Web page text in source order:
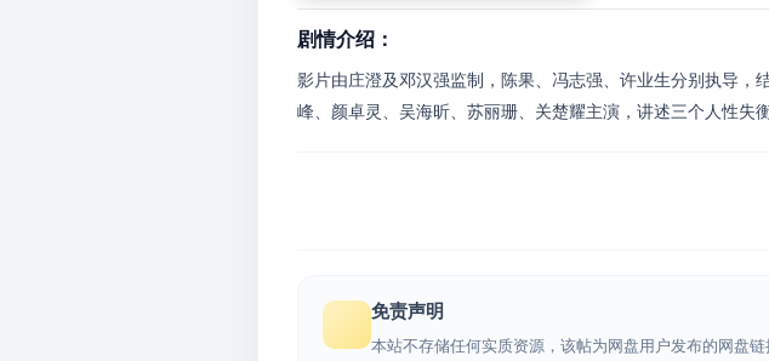
剧情介绍：
影片由庄澄及邓汉强监制，陈果、冯志强、许业生分别执导
峰、颜卓灵、吴海昕、苏丽珊、关楚耀主演，讲述三个人性失
免责声明
本站不存储任何实质资源，该帖为网盘用户发布的网盘